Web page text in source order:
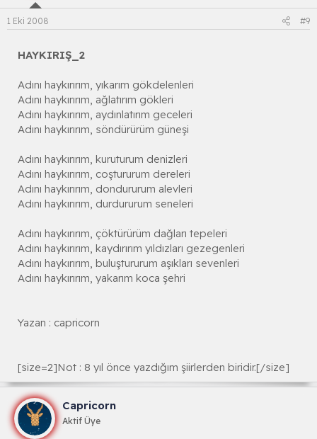
1 Eki 2008 #9
HAYKIRIŞ_2
Adını haykırırım, yıkarım gökdelenleri
Adını haykırırım, ağlatırım gökleri
Adını haykırırım, aydınlatırım geceleri
Adını haykırırım, söndürürüm güneşi
Adını haykırırım, kuruturum denizleri
Adını haykırırım, coştururum dereleri
Adını haykırırım, dondururum alevleri
Adını haykırırım, durdururum seneleri
Adını haykırırım, çöktürürüm dağları tepeleri
Adını haykırırım, kaydırırım yıldızları gezegenleri
Adını haykırırım, buluştururum aşıkları sevenleri
Adını haykırırım, yakarım koca şehri
Yazan : capricorn
[size=2]Not : 8 yıl önce yazdığım şiirlerden biridir.[/size]
Capricorn
Aktif Üye